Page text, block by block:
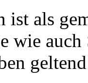
ist als
wie auch